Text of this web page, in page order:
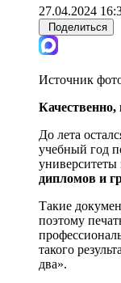
27.04.2024
Поделиться
Источник
До лета
учебный год
университеты
дипломов и
Такие
поэтому
такого
два».